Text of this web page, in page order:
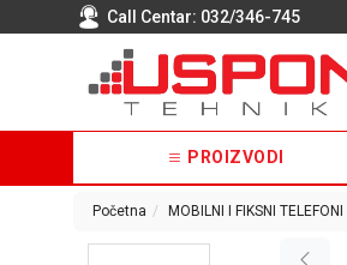
Call Centar: 032/346-745
PROIZVODI
Početna MOBILNI I FIKSNI TELEFONI